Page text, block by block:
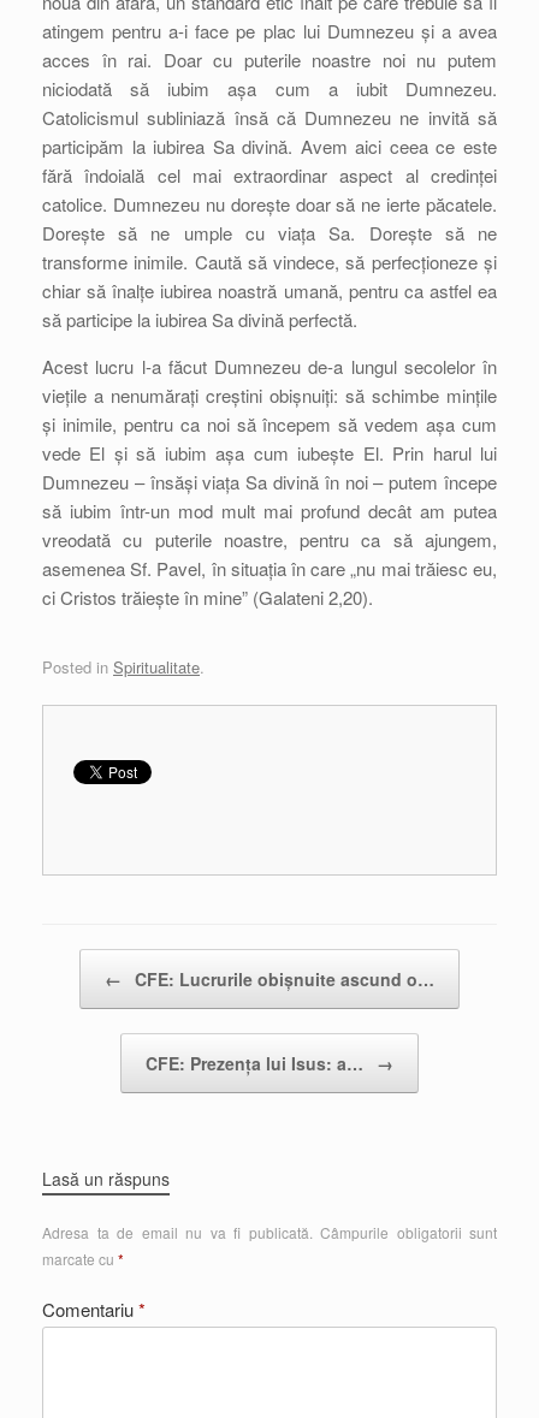
atingem pentru a-i face pe plac lui Dumnezeu și a avea
acces în rai. Doar cu puterile noastre noi nu putem
niciodată să iubim așa cum a iubit Dumnezeu.
Catolicismul subliniază însă că Dumnezeu ne invită să
participăm la iubirea Sa divină. Avem aici ceea ce este
fără îndoială cel mai extraordinar aspect al credinței
catolice. Dumnezeu nu dorește doar să ne ierte păcatele.
Dorește să ne umple cu viața Sa. Dorește să ne
transforme inimile. Caută să vindece, să perfecționeze și
chiar să înalțe iubirea noastră umană, pentru ca astfel ea
să participe la iubirea Sa divină perfectă.
Acest lucru l-a făcut Dumnezeu de-a lungul secolelor în
viețile a nenumărați creștini obișnuiți: să schimbe mințile
și inimile, pentru ca noi să începem să vedem așa cum
vede El și să iubim așa cum iubește El. Prin harul lui
Dumnezeu – însăși viața Sa divină în noi – putem începe
să iubim într-un mod mult mai profund decât am putea
vreodată cu puterile noastre, pentru ca să ajungem,
asemenea Sf. Pavel, în situația în care „nu mai trăiesc eu,
ci Cristos trăiește în mine” (Galateni 2,20).
Posted in Spiritualitate.
← CFE: Lucrurile obișnuite ascund o…
CFE: Prezența lui Isus: a… →
Lasă un răspuns
Adresa ta de email nu va fi publicată. Câmpurile obligatorii sunt
marcate cu *
Comentariu*